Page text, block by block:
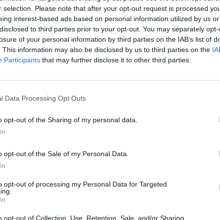
selection. Please note that after your opt-out request is processed
interest-based ads based on personal information utilized by us
to third parties prior to your opt-out. You may separately
of your personal information by third parties on the IAB’s list of
This information may also be disclosed by us to third parties on the
Participants that may further disclose it to other third parties.
Data Processing Opt Outs
opt-out of the Sharing of my personal data.
opt-out of the Sale of my Personal Data.
opt-out of processing my Personal Data for Targeted
opt-out of Collection, Use, Retention, Sale, and/or Sharing
követő hete a jen gyengülésére irányuló pozícióik
hanyatlott, sőt ennek a hétnek a végéhez
pozícionáltsági változás tehát úgy tűnik, hogy
trendfordulóra. Az amerikai Határidős
keddi állapotot mutató adatai azonban egy
újra indult, sőt felgyorsult a japán jen hanyatlása, így úgy
várakozása nem igazolódik. "Hiába" váltak ugyanis
kapcsolatban az utóbbi hetekben és emiatt "hiába"...
portfolio.hu hírarchívumához tartozik, melynek olvasása
tartalmazza: